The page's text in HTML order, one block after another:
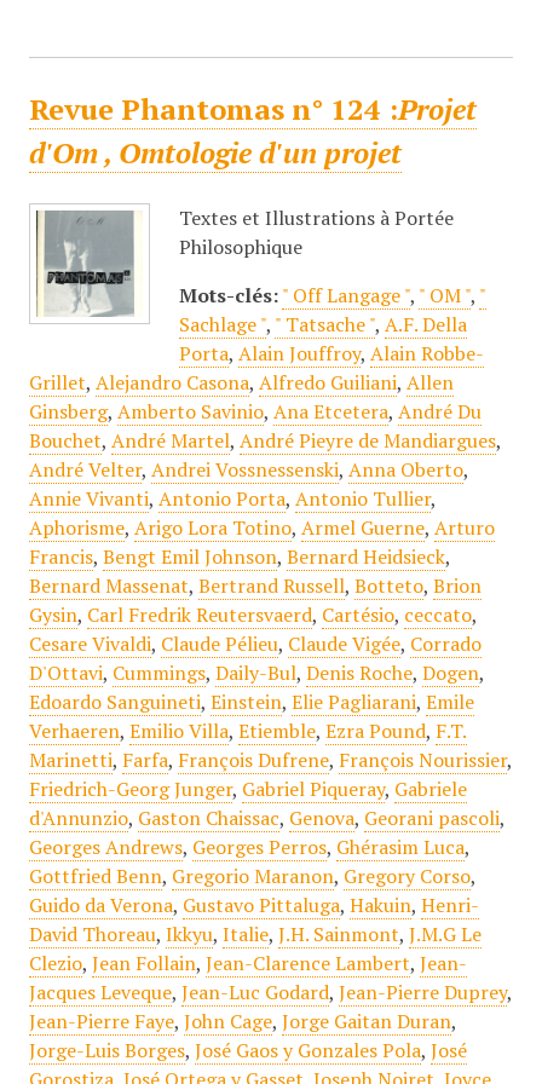
Revue Phantomas n° 124 :Projet
d'Om , Omtologie d'un projet
Textes et Illustrations à Portée
Philosophique
Mots-clés: " Off Langage ", " OM ", "
Sachlage ", " Tatsache ", A.F. Della
Porta, Alain Jouffroy, Alain Robbe-
Grillet, Alejandro Casona, Alfredo Guiliani, Allen
Ginsberg, Amberto Savinio, Ana Etcetera, André Du
Bouchet, André Martel, André Pieyre de Mandiargues,
André Velter, Andrei Vossnessenski, Anna Oberto,
Annie Vivanti, Antonio Porta, Antonio Tullier,
Aphorisme, Arigo Lora Totino, Armel Guerne, Arturo
Francis, Bengt Emil Johnson, Bernard Heidsieck,
Bernard Massenat, Bertrand Russell, Botteto, Brion
Gysin, Carl Fredrik Reutersvaerd, Cartésio, ceccato,
Cesare Vivaldi, Claude Pélieu, Claude Vigée, Corrado
D'Ottavi, Cummings, Daily-Bul, Denis Roche, Dogen,
Edoardo Sanguineti, Einstein, Elie Pagliarani, Emile
Verhaeren, Emilio Villa, Etiemble, Ezra Pound, F.T.
Marinetti, Farfa, François Dufrene, François Nourissier,
Friedrich-Georg Junger, Gabriel Piqueray, Gabriele
d'Annunzio, Gaston Chaissac, Genova, Georani pascoli,
Georges Andrews, Georges Perros, Ghérasim Luca,
Gottfried Benn, Gregorio Maranon, Gregory Corso,
Guido da Verona, Gustavo Pittaluga, Hakuin, Henri-
David Thoreau, Ikkyu, Italie, J.H. Sainmont, J.M.G Le
Clezio, Jean Follain, Jean-Clarence Lambert, Jean-
Jacques Leveque, Jean-Luc Godard, Jean-Pierre Duprey,
Jean-Pierre Faye, John Cage, Jorge Gaitan Duran,
Jorge-Luis Borges, José Gaos y Gonzales Pola, José